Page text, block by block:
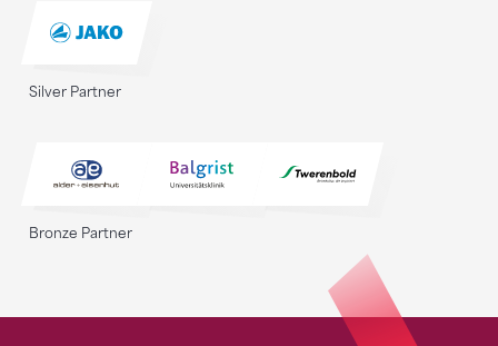
Silver Partner
Bronze Partner